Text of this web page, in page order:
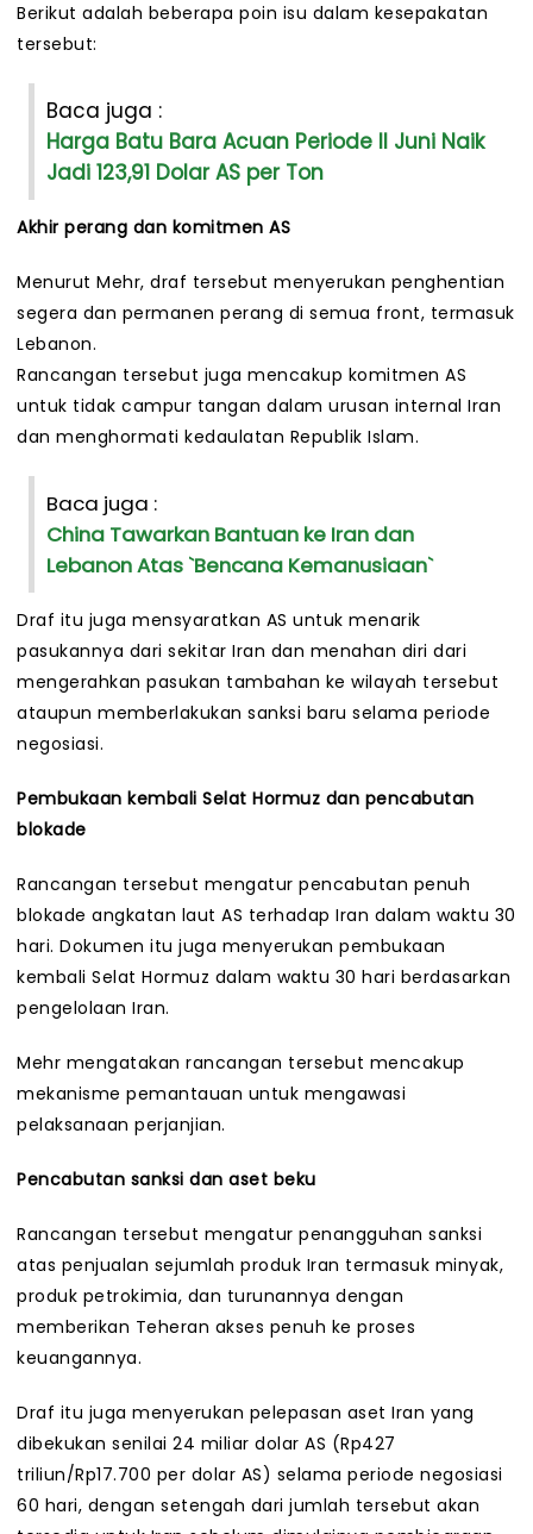
Berikut adalah beberapa poin isu dalam kesepakatan
tersebut:
Baca juga :
Harga Batu Bara Acuan Periode II Juni Naik
Jadi 123,91 Dolar AS per Ton
Akhir perang dan komitmen AS
Menurut Mehr, draf tersebut menyerukan penghentian
segera dan permanen perang di semua front, termasuk
Lebanon.
Rancangan tersebut juga mencakup komitmen AS
untuk tidak campur tangan dalam urusan internal Iran
dan menghormati kedaulatan Republik Islam.
Baca juga :
China Tawarkan Bantuan ke Iran dan
Lebanon Atas `Bencana Kemanusiaan`
Draf itu juga mensyaratkan AS untuk menarik
pasukannya dari sekitar Iran dan menahan diri dari
mengerahkan pasukan tambahan ke wilayah tersebut
ataupun memberlakukan sanksi baru selama periode
negosiasi.
Pembukaan kembali Selat Hormuz dan pencabutan
blokade
Rancangan tersebut mengatur pencabutan penuh
blokade angkatan laut AS terhadap Iran dalam waktu 30
hari. Dokumen itu juga menyerukan pembukaan
kembali Selat Hormuz dalam waktu 30 hari berdasarkan
pengelolaan Iran.
Mehr mengatakan rancangan tersebut mencakup
mekanisme pemantauan untuk mengawasi
pelaksanaan perjanjian.
Pencabutan sanksi dan aset beku
Rancangan tersebut mengatur penangguhan sanksi
atas penjualan sejumlah produk Iran termasuk minyak,
produk petrokimia, dan turunannya dengan
memberikan Teheran akses penuh ke proses
keuangannya.
Draf itu juga menyerukan pelepasan aset Iran yang
dibekukan senilai 24 miliar dolar AS (Rp427
triliun/Rp17.700 per dolar AS) selama periode negosiasi
60 hari, dengan setengah dari jumlah tersebut akan